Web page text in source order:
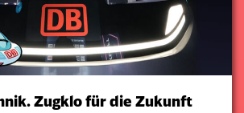
Zugklo für die Zukunft